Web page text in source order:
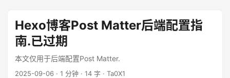
Hexo博客Post Matter后端配置指
南.已过期
本文仅用于后端配置Post Matter.
2025-09-06 · 1 分钟 · 14 字 · Ta0X1